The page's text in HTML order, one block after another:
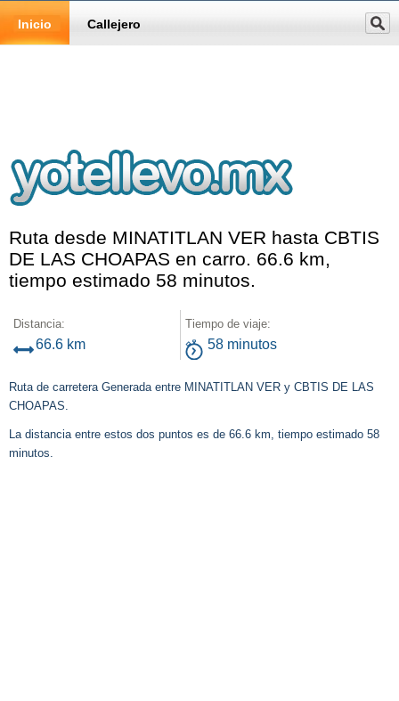
Inicio Callejero
Ruta desde MINATITLAN VER hasta CBTIS
DE LAS CHOAPAS en carro. 66.6 km,
tiempo estimado 58 minutos.
Distancia:
66.6 km
Tiempo de viaje:
58 minutos
Ruta de carretera Generada entre MINATITLAN VER y CBTIS DE LAS
CHOAPAS.
La distancia entre estos dos puntos es de 66.6 km, tiempo estimado 58
minutos.